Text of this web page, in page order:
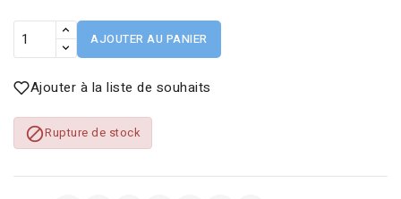
AJOUTER AU PANIER
Ajouter à la liste de souhaits
Rupture de stock